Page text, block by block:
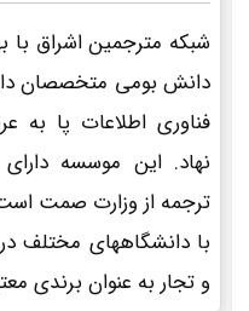
شبکه مترجمین اشراق با
دانش بومی متخصصان
فناوری اطلاعات پا به
نهاد. این موسسه
ترجمه از وزارت صمت
با دانشگاههای مختلف
و تجار به عنوان برندی